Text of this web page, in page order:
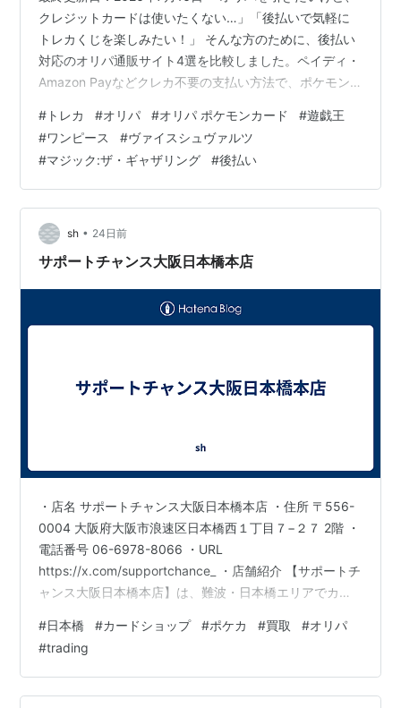
クレジットカードは使いたくない…」「後払いで気軽に
トレカくじを楽しみたい！」 そんな方のために、後払い
対応のオリパ通販サイト4選を比較しました。ペイディ・
Amazon Payなどクレカ不要の支払い方法で、ポケモン
ラインガチャをすぐに楽しめます。 💡この記事の結論 後
払いと即日発送を重視する人：CARDMAX 0円ガチャから
試したい人：オリくじ はちくじをすぐ楽しみたい人：
Bee本舗通販店 迷ったら：比較表で条件をチェック ※掲
載情報は調査時点のものです。最新情報は各ショップの
公式サイトで…
# トレカ #オリパ #オリパ ポケモンカード #遊戯王
#ワンピース #ヴァイスシュヴァルツ
#マジック:ザ・ギャザリング #後払い
sh • 24日前
サポートチャンス大阪日本橋本店
・店名 サポートチャンス大阪日本橋本店 ・住所 〒556-
0004 大阪府大阪市浪速区日本橋西１丁目７−２７ 2階 ・
電話番号 06-6978-8066 ・URL
https://x.com/supportchance_ ・店舗紹介 【サポートチ
ャンス大阪日本橋本店】は、難波・日本橋エリアでカー
じめとした幅広いカードの買取サービスを充実させ、常
にお客様のニーズに応えるため、オリパの取り扱いも強
化しています。地域に根ざしたサービス提供を心掛け、
訪れるたびに新しい発見と満足を感じていただけるよう
#日本橋 #カードショップ #ポケカ #買取 #オリパ
#trading